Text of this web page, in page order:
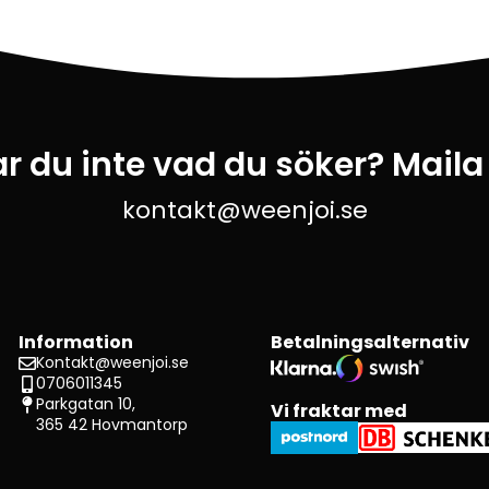
du inte vad du söker?
kontakt@weenjoi.se
Information
Kontakt@weenjoi.se
0706011345
Parkgatan 10,
365 42 Hovmantorp
Betalningsalternativ
Vi fraktar med